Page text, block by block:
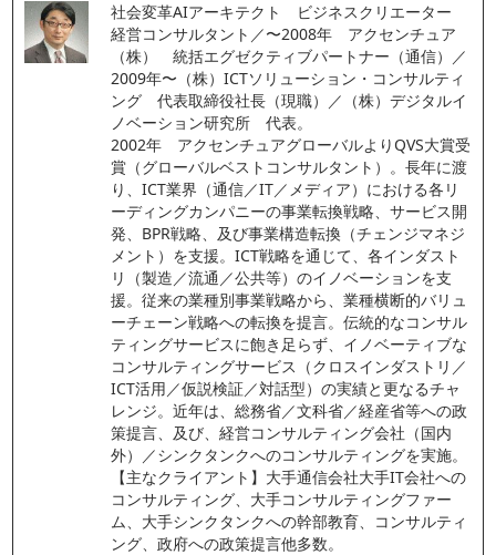
社会変革AIアーキテクト　ビジネスクリエーター
経営コンサルタント／〜2008年　アクセンチュア
（株）　統括エグゼクティブパートナー（通信）／
2009年〜（株）ICTソリューション・コンサルティ
ング　代表取締役社長（現職）／（株）デジタルイ
ノベーション研究所　代表。
2002年　アクセンチュアグローバルよりQVS大賞受
賞（グローバルベストコンサルタント）。長年に渡
り、ICT業界（通信／IT／メディア）における各リ
ーディングカンパニーの事業転換戦略、サービス開
発、BPR戦略、及び事業構造転換（チェンジマネジ
メント）を支援。ICT戦略を通じて、各インダスト
リ（製造／流通／公共等）のイノベーションを支
援。従来の業種別事業戦略から、業種横断的バリュ
ーチェーン戦略への転換を提言。伝統的なコンサル
ティングサービスに飽き足らず、イノベーティブな
コンサルティングサービス（クロスインダストリ／
ICT活用／仮説検証／対話型）の実績と更なるチャ
レンジ。近年は、総務省／文科省／経産省等への政
策提言、及び、経営コンサルティング会社（国内
外）／シンクタンクへのコンサルティングを実施。
【主なクライアント】大手通信会社大手IT会社への
コンサルティング、大手コンサルティングファー
ム、大手シンクタンクへの幹部教育、コンサルティ
ング、政府への政策提言他多数。